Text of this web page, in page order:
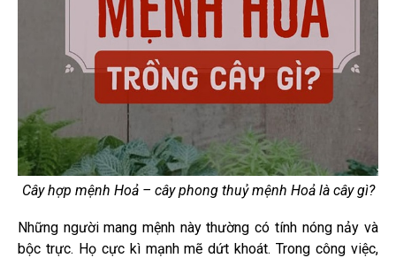
Cây hợp mệnh Hoả – cây phong thuỷ mệnh Hoả là cây gì?
Những người mang mệnh này thường có tính nóng nảy và
bộc trực. Họ cực kì mạnh mẽ dứt khoát. Trong công việc,